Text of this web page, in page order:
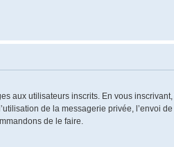
aux utilisateurs inscrits. En vous
de la messagerie privée, l’envoi
de le faire.